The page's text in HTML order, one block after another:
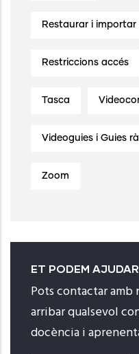
Restaurar i
Restriccions accés
Tasca
Videoguies i Guies
Zoom
ET PODEM
Pots contactar
arribar qualsevol
docència i